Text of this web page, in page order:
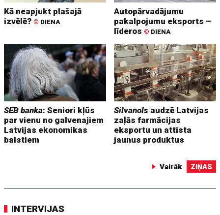
Kā neapjukt plašajā
izvēlē? © DIENA
Autopārvadājumu
pakalpojumu eksports –
līderos © DIENA
SEB banka: Seniori kļūs
par vienu no galvenajiem
Latvijas ekonomikas
balstiem
Silvanols audzē Latvijas
zaļās farmācijas
eksportu un attīsta
jaunus produktus
Vairāk ZIŅAS
INTERVIJAS